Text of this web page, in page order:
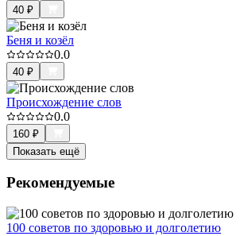
40 ₽
Беня и козёл
0.0
40 ₽
Происхождение слов
0.0
160 ₽
Показать ещё
Рекомендуемые
100 советов по здоровью и долголетию